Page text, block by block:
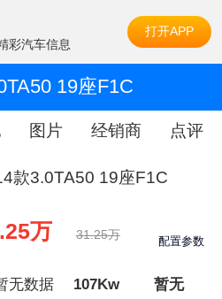
彩汽车信息
打开APP
19座F1C
图片 经销商 点评
款3.0TA50 19座F1C
万 31.25万 配置参数
无数据 107Kw 暂无